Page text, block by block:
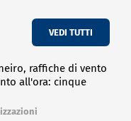
VEDI TUTTI
raffiche di vento
all'ora: cinque